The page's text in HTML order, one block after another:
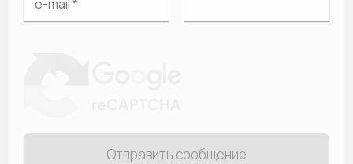
Отправить сообщение